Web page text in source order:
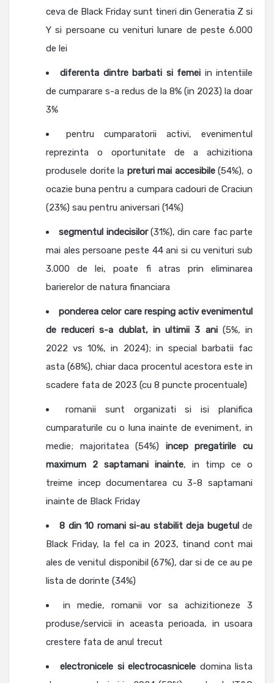
ceva de Black Friday sunt tineri din Generatia Z si
Y si persoane cu venituri lunare de peste 6.000
de lei
diferenta dintre barbati si femei in intentiile
de cumparare s-a redus de la 8% (in 2023) la doar
3%
pentru cumparatorii activi, evenimentul
reprezinta o oportunitate de a achizitiona
produsele dorite la preturi mai accesibile(54%), o
ocazie buna pentru a cumpara cadouri de Craciun
(23%) sau pentru aniversari (14%)
segmentul indecisilor(31%), din care fac parte
mai ales persoane peste 44 ani si cu venituri sub
3.000 de lei, poate fi atras prin eliminarea
barierelor de natura financiara
ponderea celor care resping activ evenimentul
de reduceri s-a dublat, in ultimii 3 ani(5%, in
2022 vs 10%, in 2024); in special barbatii fac
asta (68%), chiar daca procentul acestora este in
scadere fata de 2023 (cu 8 puncte procentuale)
romanii sunt organizati si isi planifica
cumparaturile cu o luna inainte de eveniment, in
medie; majoritatea (54%) incep pregatirile cu
maximum 2 saptamani inainte, in timp ce o
treime incep documentarea cu 3-8 saptamani
inainte de Black Friday
8 din 10 romani si-au stabilit deja bugetulde
Black Friday, la fel ca in 2023, tinand cont mai
ales de venitul disponibil (67%), dar si de ce au pe
lista de dorinte (34%)
in medie, romanii vor sa achizitioneze 3
produse/servicii in aceasta perioada, in usoara
crestere fata de anul trecut
electronicele si electrocasnicele domina lista